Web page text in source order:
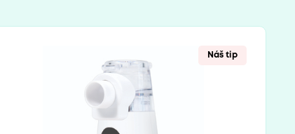
Náš tip